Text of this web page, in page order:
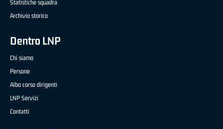
Statistiche squadra
Archivio storico
Dentro LNP
Chi siamo
Persone
Albo corso dirigenti
LNP Servizi
Contatti